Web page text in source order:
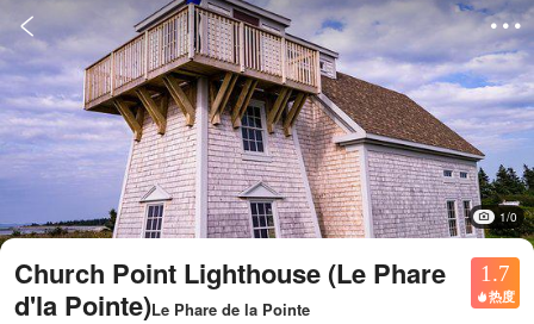
 
1/0
Church Point Lighthouse (Le Phare
d'la Pointe)Le Phare de la Pointe
1.7
 热度